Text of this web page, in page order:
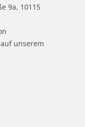
9a, 10115
unserem